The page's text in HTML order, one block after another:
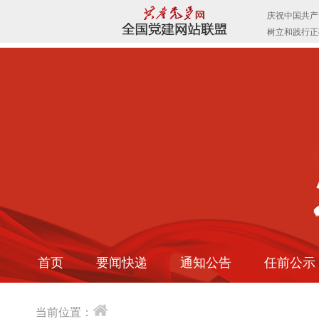
首页 要闻快递 通知公告 任前公示
当前位置：